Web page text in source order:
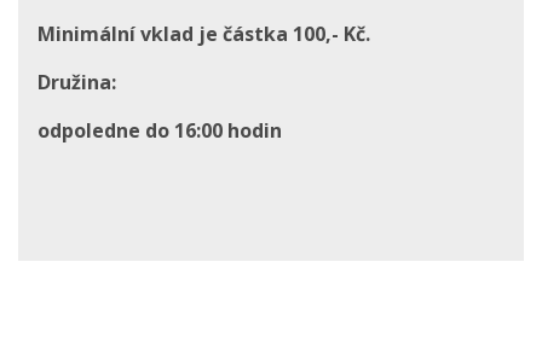
Minimální vklad je částka 100,- Kč.
Družina:
odpoledne do 16:00 hodin